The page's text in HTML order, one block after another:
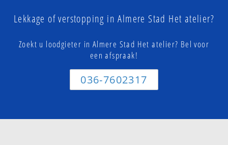
Lekkage of verstopping in Almere Stad Het atelier?
Zoekt u loodgieter in Almere Stad Het atelier? Bel voor
een afspraak!
036-7602317